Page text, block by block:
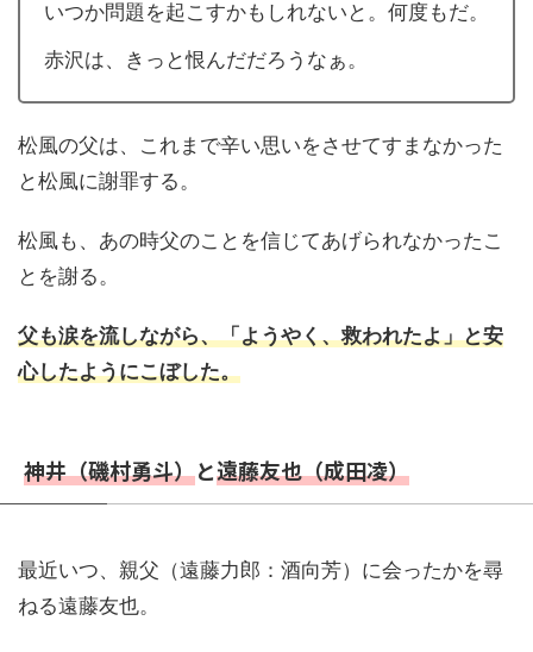
いつか問題を起こすかもしれないと。何度もだ。
赤沢は、きっと恨んだだろうなぁ。
松風の父は、これまで辛い思いをさせてすまなかった
と松風に謝罪する。
松風も、あの時父のことを信じてあげられなかったこ
とを謝る。
父も涙を流しながら、「ようやく、救われたよ」と安
心したようにこぼした。
神井（磯村勇斗）と遠藤友也（成田凌）
最近いつ、親父（遠藤力郎：酒向芳）に会ったかを尋
ねる遠藤友也。